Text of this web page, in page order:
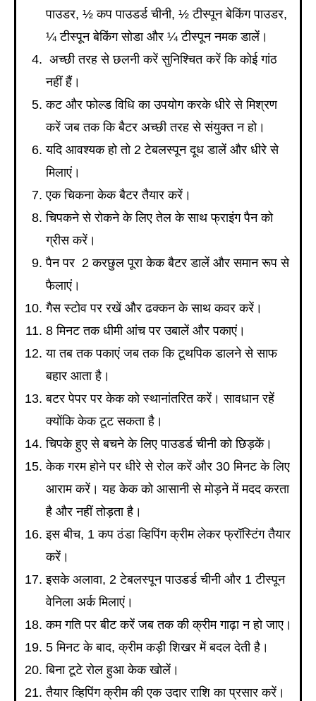
पाउडर, ½ कप पाउडर्ड चीनी, ½ टीस्पून बेकिंग पाउडर,
¼ टीस्पून बेकिंग सोडा और ¼ टीस्पून नमक डालें।
अच्छी तरह से छलनी करें सुनिश्चित करें कि कोई गांठ
नहीं हैं।
कट और फोल्ड विधि का उपयोग करके धीरे से मिश्रण
करें जब तक कि बैटर अच्छी तरह से संयुक्त न हो।
यदि आवश्यक हो तो 2 टेबलस्पून दूध डालें और धीरे से
मिलाएं।
एक चिकना केक बैटर तैयार करें।
चिपकने से रोकने के लिए तेल के साथ फ्राइंग पैन को
ग्रीस करें।
पैन पर 2 करछुल पूरा केक बैटर डालें और समान रूप से
फैलाएं।
गैस स्टोव पर रखें और ढक्कन के साथ कवर करें।
8 मिनट तक धीमी आंच पर उबालें और पकाएं।
या तब तक पकाएं जब तक कि टूथपिक डालने से साफ
बहार आता है।
बटर पेपर पर केक को स्थानांतरित करें। सावधान रहें
क्योंकि केक टूट सकता है।
चिपके हुए से बचने के लिए पाउडर्ड चीनी को छिड़कें।
केक गरम होने पर धीरे से रोल करें और 30 मिनट के लिए
आराम करें। यह केक को आसानी से मोड़ने में मदद करता
है और नहीं तोड़ता है।
इस बीच, 1 कप ठंडा व्हिपिंग क्रीम लेकर फ्रॉस्टिंग तैयार
करें।
इसके अलावा, 2 टेबलस्पून पाउडर्ड चीनी और 1 टीस्पून
वेनिला अर्क मिलाएं।
कम गति पर बीट करें जब तक की क्रीम गाढ़ा न हो जाए।
5 मिनट के बाद, क्रीम कड़ी शिखर में बदल देती है।
बिना टूटे रोल हुआ केक खोलें।
तैयार व्हिपिंग क्रीम की एक उदार राशि का प्रसार करें।